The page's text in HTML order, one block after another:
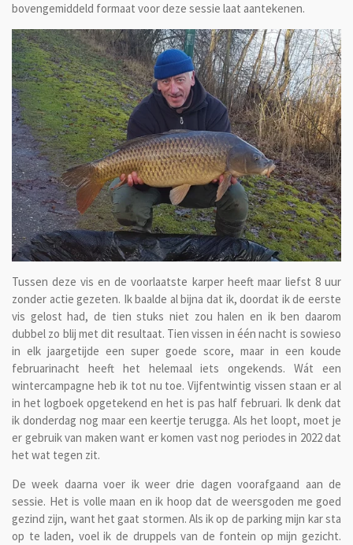
bovengemiddeld formaat voor deze sessie laat aantekenen.
Tussen deze vis en de voorlaatste karper heeft maar liefst 8 uur
zonder actie gezeten. Ik baalde al bijna dat ik, doordat ik de eerste
vis gelost had, de tien stuks niet zou halen en ik ben daarom
dubbel zo blij met dit resultaat. Tien vissen in één nacht is sowieso
in elk jaargetijde een super goede score, maar in een koude
februarinacht heeft het helemaal iets ongekends. Wát een
wintercampagne heb ik tot nu toe. Vijfentwintig vissen staan er al
in het logboek opgetekend en het is pas half februari. Ik denk dat
ik donderdag nog maar een keertje terugga. Als het loopt, moet je
er gebruik van maken want er komen vast nog periodes in 2022 dat
het wat tegen zit.
De week daarna voer ik weer drie dagen voorafgaand aan de
sessie. Het is volle maan en ik hoop dat de weersgoden me goed
gezind zijn, want het gaat stormen. Als ik op de parking mijn kar sta
op te laden, voel ik de druppels van de fontein op mijn gezicht.